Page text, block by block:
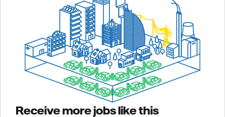
Receive more jobs like this